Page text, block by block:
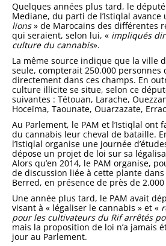
Quelques années plus tard, le
Mediane, du parti de l’Istiqlal avance
lions» de Marocains des différentes
qui seraient, se­lon lui, « impliqués
culture du cannabis».
La même source indique que la ville
seule, compterait 250.000 personnes
directement dans ces champs. En
culture illicite se situe, selon ce
suivantes : Tétouan, Larache,
Hoceïma, Taounate, Ouarzazate,
Au Parlement, le PAM et l’Istiqlal ont
du cannabis leur cheval de bataille.
l’Istiqlal organise une jour­née
dépose un projet de loi sur sa
Alors qu’en 2014, le PAM organise,
de discussion liée à cette plante
Berred, en présence de près de
Une année plus tard, le PAM avait
visant à « légaliser le cannabis » et «
pour les cultivateurs du Rif arrêtés
mais la proposition de loi n’a jamais
jour au Parlement.